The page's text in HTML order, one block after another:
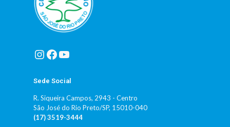
Instagram
Facebook
Youtube
Sede Social
R. Siqueira Campos, 2943 - Centro
São José do Rio Preto/SP, 15010-040
(17) 3519-3444